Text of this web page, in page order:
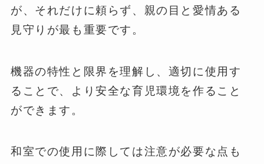
が、それだけに頼らず、親の目と愛情ある
見守りが最も重要です。
機器の特性と限界を理解し、適切に使用す
ることで、より安全な育児環境を作ること
ができます。
和室での使用に際しては注意が必要な点も